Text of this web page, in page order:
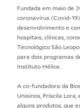
Fundada em maio de
coronavírus (Covid-
desenvolvimento e
hospitais, clínicas,
Tecnológico São
para dois programas
Instituto Hélice.
A co-fundadora da
Unisinos, Priscila
alguns produtos, que